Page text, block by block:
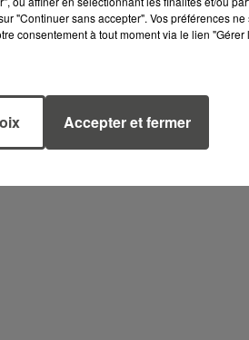
au-dessus de l’océan pour
de ramassage de ces
"Continuer sans accepter". Vos préférences
consentement à tout moment via le lien
Accepter et fermer